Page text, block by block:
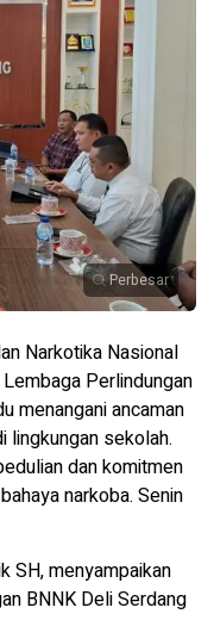
Perbesar
Narkotika Nasional
Perlindungan
menangani ancaman
lingkungan sekolah.
dan komitmen
narkoba. Senin
SH, menyampaikan
BNNK Deli Serdang